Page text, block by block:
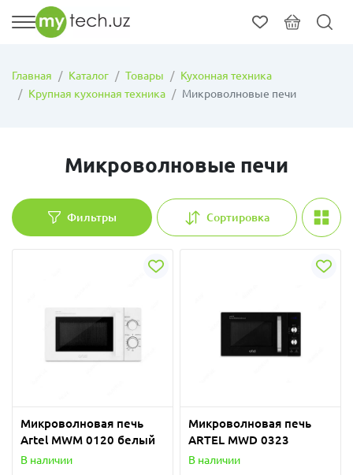
Главная Каталог Товары
Кухонная техника
Крупная кухонная техника
Микроволновые печи
Микроволновые печи
Фильтры Сортировка
Микроволновая печь
Artel MWM 0120 белый
В наличии
Микроволновая печь
ARTEL MWD 0323
В наличии